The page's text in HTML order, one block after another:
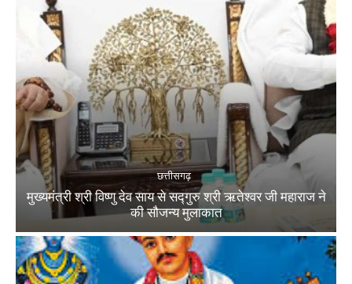
छत्तीसगढ़
मुख्यमंत्री श्री विष्णु देव साय से सद्गुरु श्री ऋतेश्वर जी महाराज ने
की सौजन्य मुलाकात